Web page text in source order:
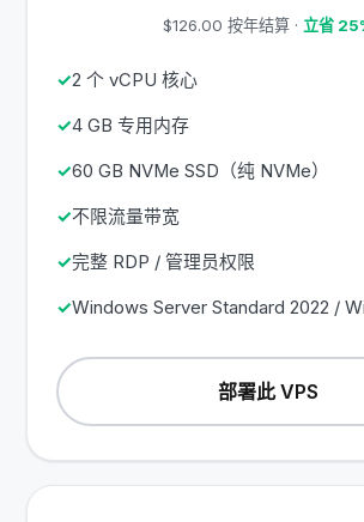
$126.00 按年结算 · 立省
2 个 vCPU 核心
4 GB 专用内存
60 GB NVMe SSD（纯 NVMe）
不限流量带宽
完整 RDP / 管理员权限
Windows Server Standard 2022 /
部署此 VPS